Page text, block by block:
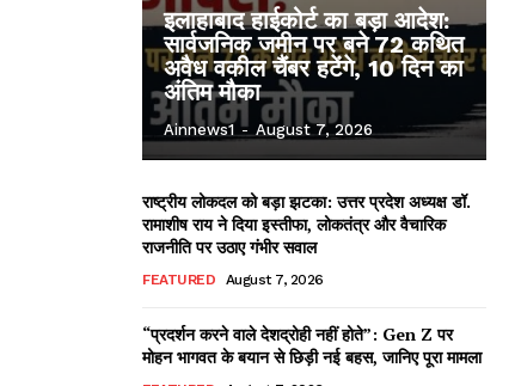
इलाहाबाद हाईकोर्ट का बड़ा आदेश:
सार्वजनिक जमीन पर बने 72 कथित
अवैध वकील चैंबर हटेंगे, 10 दिन का
अंतिम मौका
Ainnews1 - August 7, 2026
राष्ट्रीय लोकदल को बड़ा झटका: उत्तर प्रदेश अध्यक्ष डॉ.
रामाशीष राय ने दिया इस्तीफा, लोकतंत्र और वैचारिक
राजनीति पर उठाए गंभीर सवाल
FEATURED August 7, 2026
“प्रदर्शन करने वाले देशद्रोही नहीं होते”: Gen Z पर
मोहन भागवत के बयान से छिड़ी नई बहस, जानिए पूरा मामला